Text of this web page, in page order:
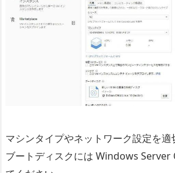
マシンタイプやネットワーク設定を適
ブートディスクには Windows Server